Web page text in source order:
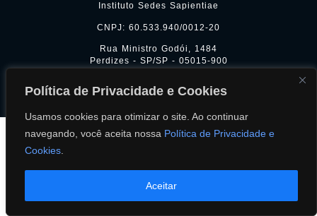
Política de Privacidade e Cookies
Usamos cookies para otimizar o site. Ao continuar
navegando, você aceita nossa Política de Privacidade e
Cookies
Aceitar
Instituto Sedes Sapientiae
CNPJ: 60.533.940/0012-20
Rua Ministro Godói, 1484
Perdizes - SP/SP - 05015-900
2026 © Copyright - Instituto Sedes Sapientiae